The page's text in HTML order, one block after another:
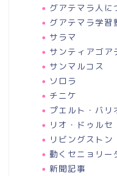
グアテマラ人に
グアテマラ学習
サラマ
サンティアゴア
サンマルコス
ソロラ
チニケ
プエルト・バリ
リオ・ドゥルセ
リビングストン
動くセニョリー
新聞記事